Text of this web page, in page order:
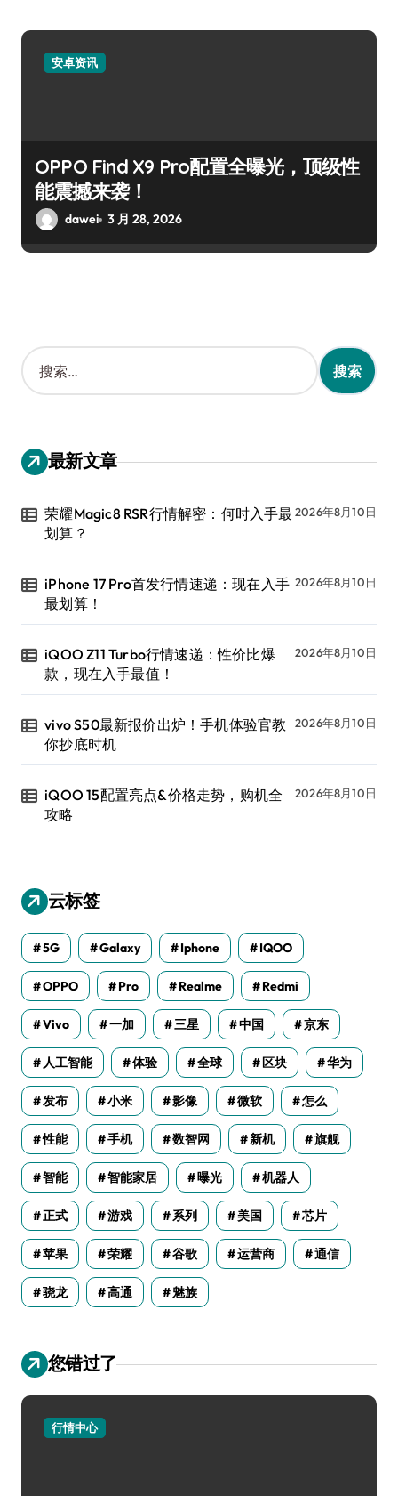
安卓资讯
OPPO Find X9 Pro配置全曝光，顶级性
能震撼来袭！
dawei 3 月 28, 2026
搜
索
：
最新文章
荣耀Magic8 RSR行情解密：何时入手最
划算？
2026年8月10日
iPhone 17 Pro首发行情速递：现在入手
最划算！
2026年8月10日
iQOO Z11 Turbo行情速递：性价比爆
款，现在入手最值！
2026年8月10日
vivo S50最新报价出炉！手机体验官教
你抄底时机
2026年8月10日
iQOO 15配置亮点&价格走势，购机全
攻略
2026年8月10日
云标签
5G Galaxy Iphone IQOO
OPPO Pro Realme Redmi
Vivo 一加 三星 中国 京东
人工智能 体验 全球 区块 华为
发布 小米 影像 微软 怎么
性能 手机 数智网 新机 旗舰
智能 智能家居 曝光 机器人
正式 游戏 系列 美国 芯片
苹果 荣耀 谷歌 运营商 通信
骁龙 高通 魅族
您错过了
行情中心